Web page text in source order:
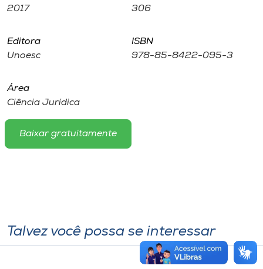
o idioma
A+
A-
2017
306
Editora
Unoesc
ISBN
978-85-8422-095-3
Área
Ciência Jurídica
Baixar gratuitamente
Talvez você possa se interessar